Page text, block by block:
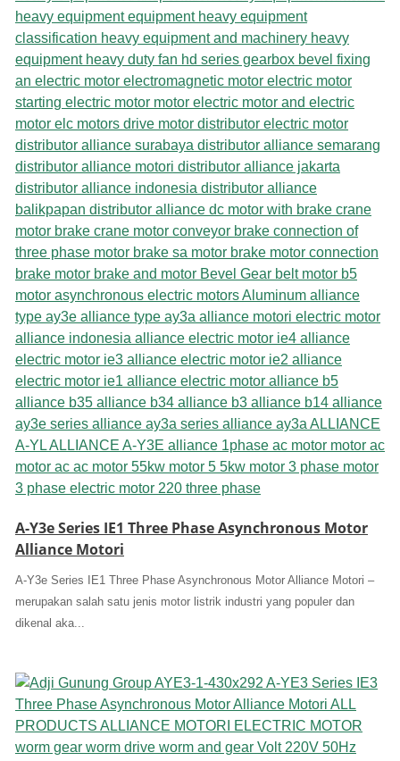
A-Y3e Series IE1 Three Phase Asynchronous Motor
Alliance Motori
A-Y3e Series IE1 Three Phase Asynchronous Motor Alliance Motori –
merupakan salah satu jenis motor listrik industri yang populer dan
dikenal aka...